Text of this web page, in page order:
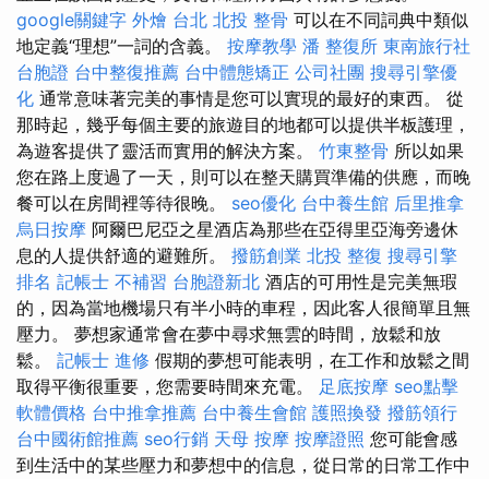
google關鍵字 外燴 台北 北投 整骨 可以在不同詞典中類似
地定義“理想”一詞的含義。 按摩教學 潘 整復所 東南旅行社
台胞證 台中整復推薦 台中體態矯正 公司社團 搜尋引擎優
化 通常意味著完美的事情是您可以實現的最好的東西。 從
那時起，幾乎每個主要的旅遊目的地都可以提供半板護理，
為遊客提供了靈活而實用的解決方案。 竹東整骨 所以如果
您在路上度過了一天，則可以在整天購買準備的供應，而晚
餐可以在房間裡等待很晚。 seo優化 台中養生館 后里推拿
烏日按摩 阿爾巴尼亞之星酒店為那些在亞得里亞海旁邊休
息的人提供舒適的避難所。 撥筋創業 北投 整復 搜尋引擎
排名 記帳士 不補習 台胞證新北 酒店的可用性是完美無瑕
的，因為當地機場只有半小時的車程，因此客人很簡單且無
壓力。 夢想家通常會在夢中尋求無雲的時間，放鬆和放
鬆。 記帳士 進修 假期的夢想可能表明，在工作和放鬆之間
取得平衡很重要，您需要時間來充電。 足底按摩 seo點擊
軟體價格 台中推拿推薦 台中養生會館 護照換發 撥筋領行
台中國術館推薦 seo行銷 天母 按摩 按摩證照 您可能會感
到生活中的某些壓力和夢想中的信息，從日常的日常工作中